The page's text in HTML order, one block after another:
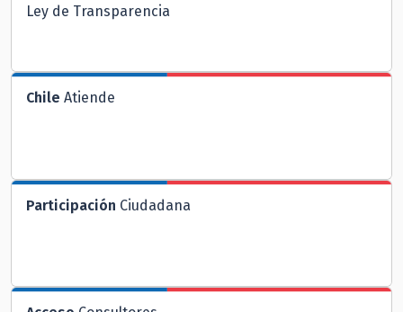
Ley de Transparencia
Chile Atiende
Participación Ciudadana